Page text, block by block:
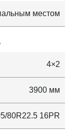
местом
4×2
3900 мм
80R22.5 16PR